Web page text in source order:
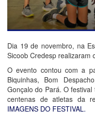
Dia 19 de novembro, na
Sicoob Credesp realizaram
O evento contou com a
Biquinhas, Bom
Gonçalo do Pará. O
centenas de atletas da
IMAGENS DO FESTIVAL.